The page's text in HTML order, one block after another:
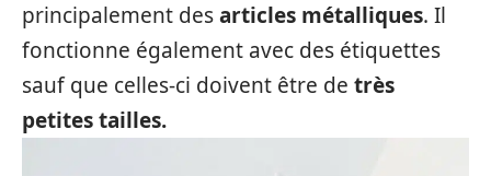
principalement desarticles métalliques. Il
fonctionne également avec des étiquettes
sauf que celles-ci doivent être de très
petites tailles.